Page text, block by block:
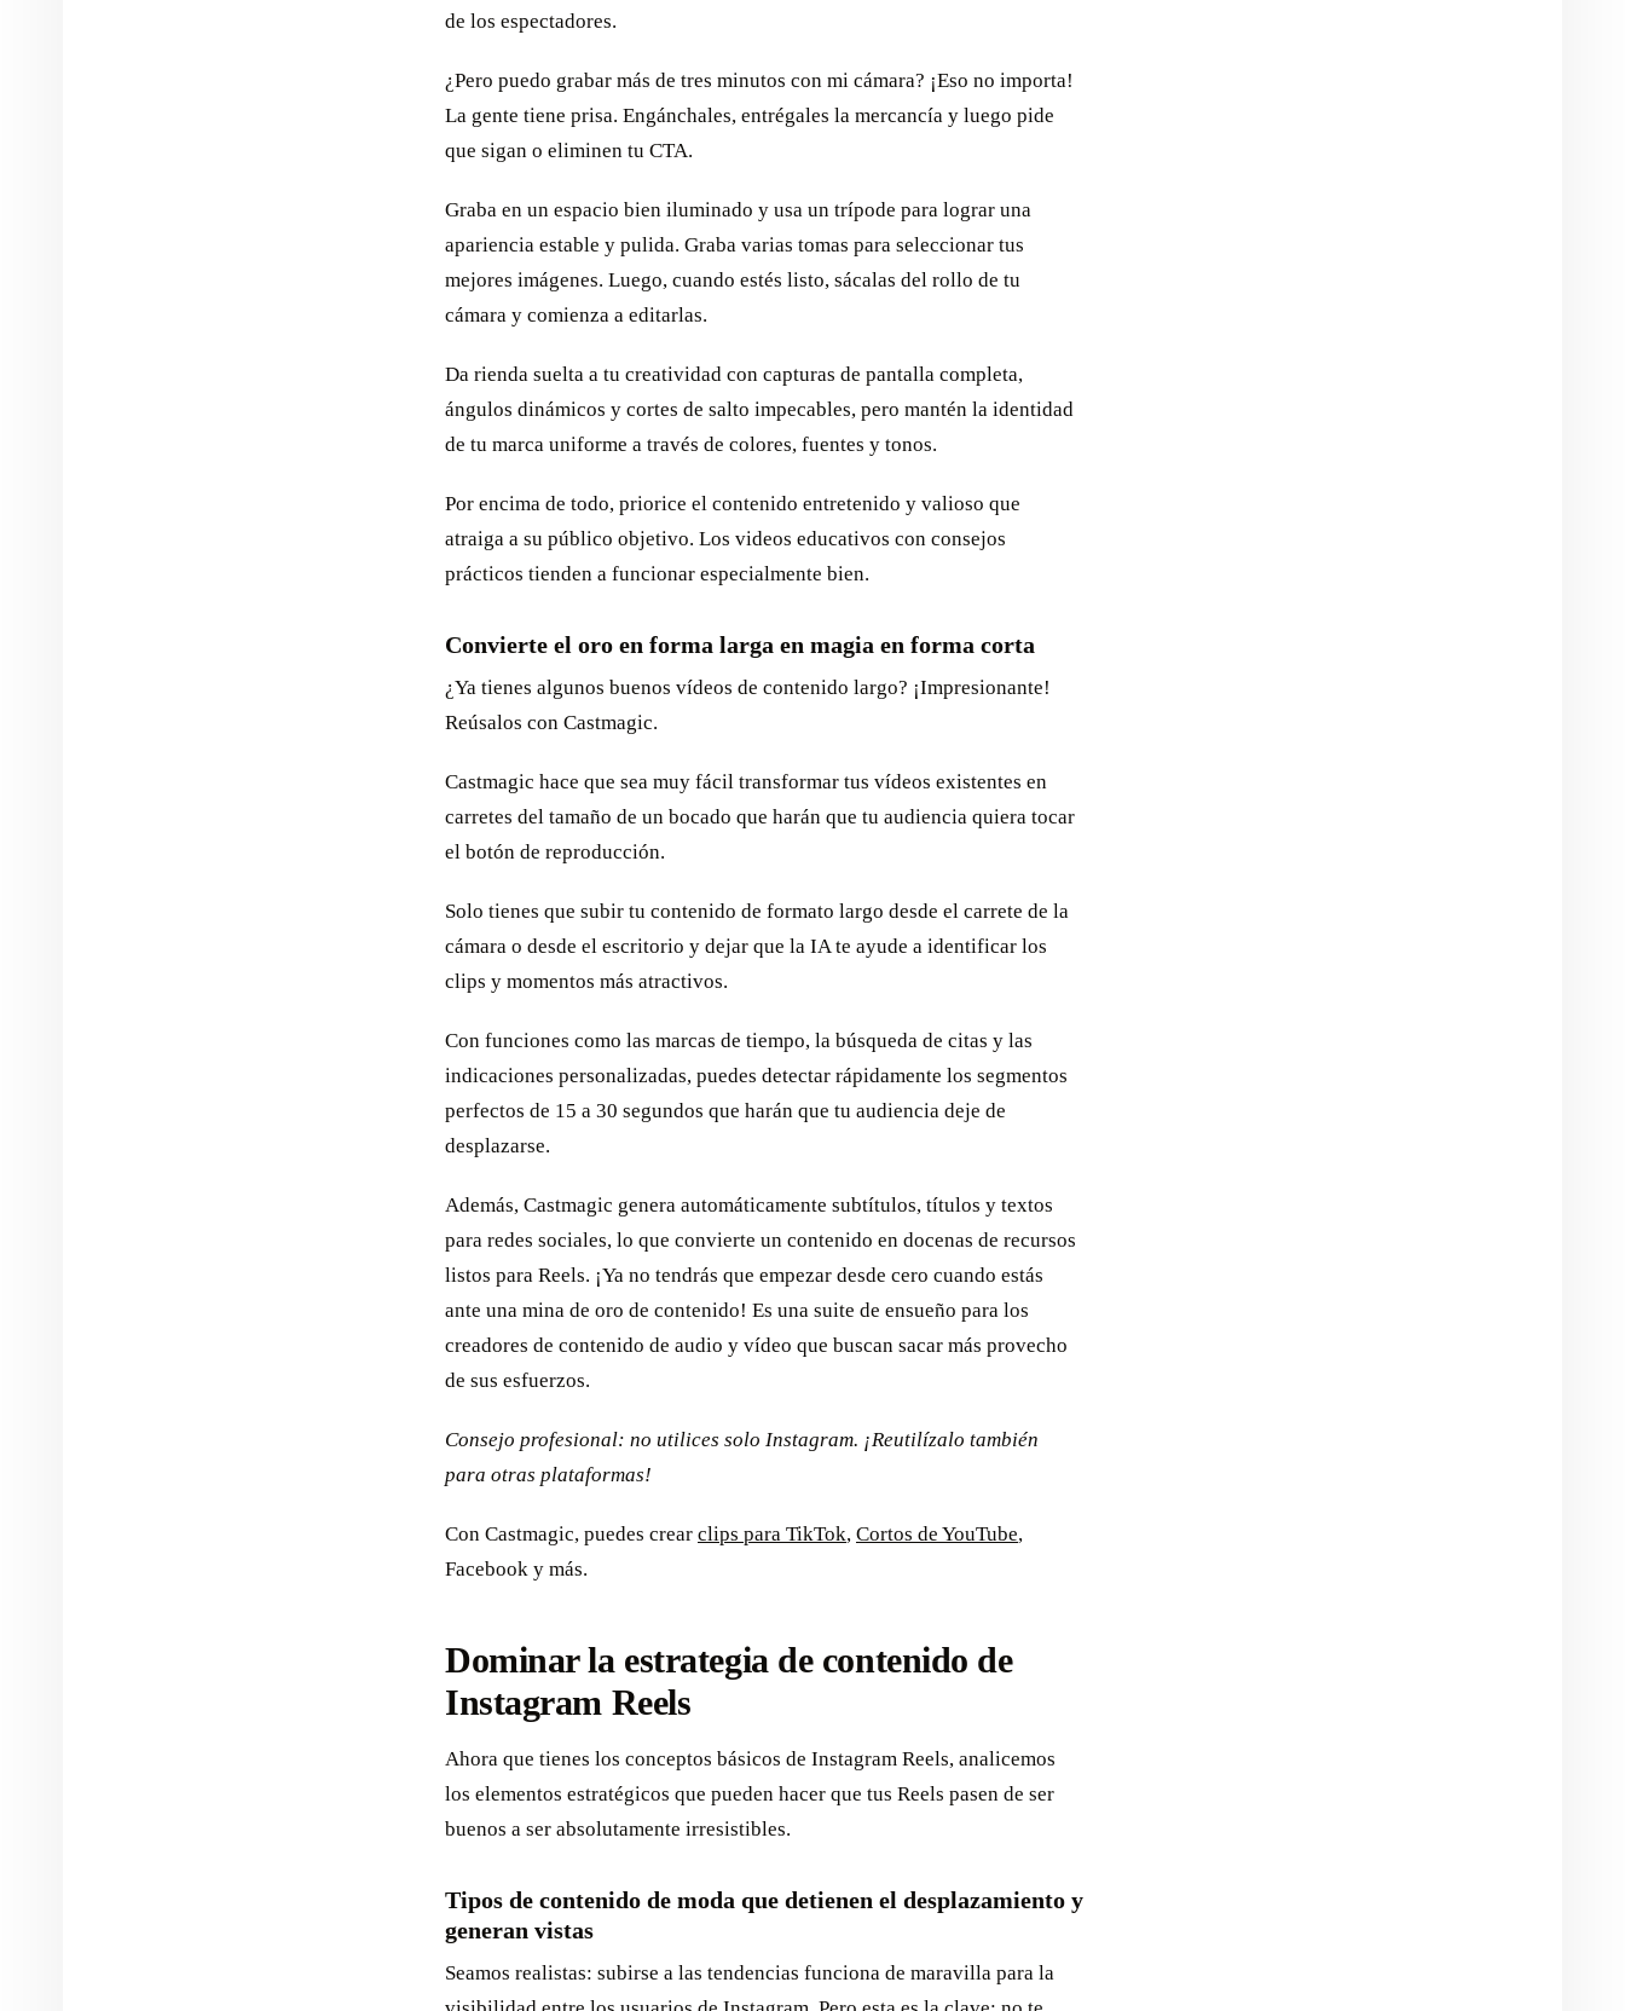
de los espectadores.
¿Pero puedo grabar más de tres minutos con mi cámara? ¡Eso no importa!
La gente tiene prisa. Engánchales, entrégales la mercancía y luego pide
que sigan o eliminen tu CTA.
Graba en un espacio bien iluminado y usa un trípode para lograr una
apariencia estable y pulida. Graba varias tomas para seleccionar tus
mejores imágenes. Luego, cuando estés listo, sácalas del rollo de tu
cámara y comienza a editarlas.
Da rienda suelta a tu creatividad con capturas de pantalla completa,
ángulos dinámicos y cortes de salto impecables, pero mantén la identidad
de tu marca uniforme a través de colores, fuentes y tonos.
Por encima de todo, priorice el contenido entretenido y valioso que
atraiga a su público objetivo. Los videos educativos con consejos
prácticos tienden a funcionar especialmente bien.
Convierte el oro en forma larga en magia en forma corta
¿Ya tienes algunos buenos vídeos de contenido largo? ¡Impresionante!
Reúsalos con Castmagic.
Castmagic hace que sea muy fácil transformar tus vídeos existentes en
carretes del tamaño de un bocado que harán que tu audiencia quiera tocar
el botón de reproducción.
Solo tienes que subir tu contenido de formato largo desde el carrete de la
cámara o desde el escritorio y dejar que la IA te ayude a identificar los
clips y momentos más atractivos.
Con funciones como las marcas de tiempo, la búsqueda de citas y las
indicaciones personalizadas, puedes detectar rápidamente los segmentos
perfectos de 15 a 30 segundos que harán que tu audiencia deje de
desplazarse.
Además, Castmagic genera automáticamente subtítulos, títulos y textos
para redes sociales, lo que convierte un contenido en docenas de recursos
listos para Reels. ¡Ya no tendrás que empezar desde cero cuando estás
ante una mina de oro de contenido! Es una suite de ensueño para los
creadores de contenido de audio y vídeo que buscan sacar más provecho
de sus esfuerzos.
Consejo profesional: no utilices solo Instagram. ¡Reutilízalo también
para otras plataformas!
Con Castmagic, puedes crear clips para TikTok, Cortos de YouTube,
Facebook y más.
Dominar la estrategia de contenido de
Instagram Reels
Ahora que tienes los conceptos básicos de Instagram Reels, analicemos
los elementos estratégicos que pueden hacer que tus Reels pasen de ser
buenos a ser absolutamente irresistibles.
Tipos de contenido de moda que detienen el desplazamiento y
generan vistas
Seamos realistas: subirse a las tendencias funciona de maravilla para la